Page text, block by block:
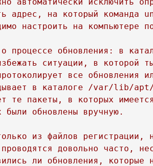
адрес, на который команда
настроить на
о процессе обновления: в
ситуации, в
все
в каталоге /var/lib/apt/
те пакеты, в которых
были обновлены вручную.
из файлов
довольно часто,
ли обновления, которые